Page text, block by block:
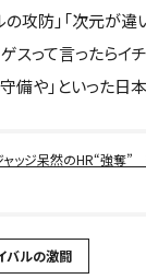
の攻防」「次元が違
ゲスって言ったら
備や」といった日
ャッジ呆然のHR“強奪”
バルの激闘